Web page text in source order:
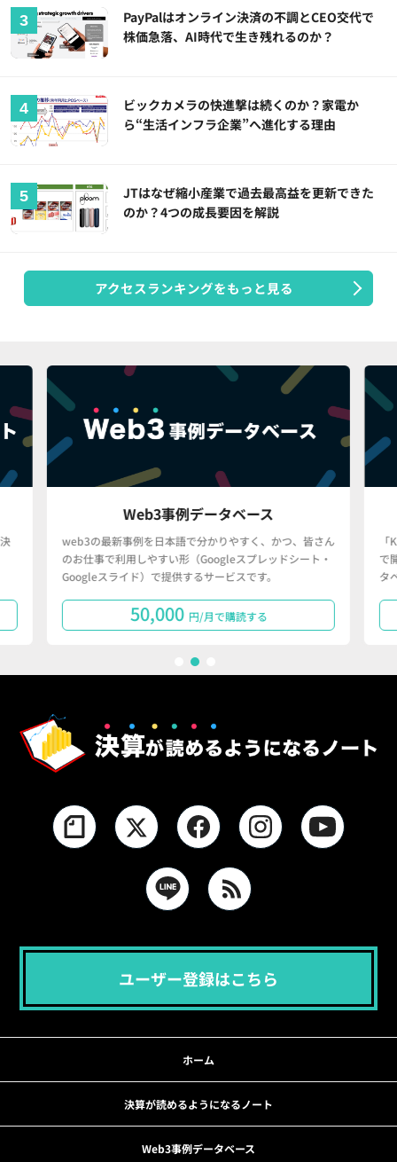
PayPalはオンライン決済の不調とCEO交代で
株価急落、AI時代で生き残れるのか？
ビックカメラの快進撃は続くのか？家電か
ら“生活インフラ企業”へ進化する理由
JTはなぜ縮小産業で過去最高益を更新できた
のか？4つの成長要因を解説
アクセスランキングをもっと見る
Web3事例データベース
web3の最新事例を日本語で分かりやすく、かつ、皆さん
のお仕事で利用しやすい形（Googleスプレッドシート・
Googleスライド）で提供するサービスです。
50,000 円/月で購読する
で
タ
ユーザー登録はこちら
ホーム
決算が読めるようになるノート
Web3事例データベース